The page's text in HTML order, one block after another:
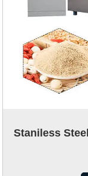
Staniless